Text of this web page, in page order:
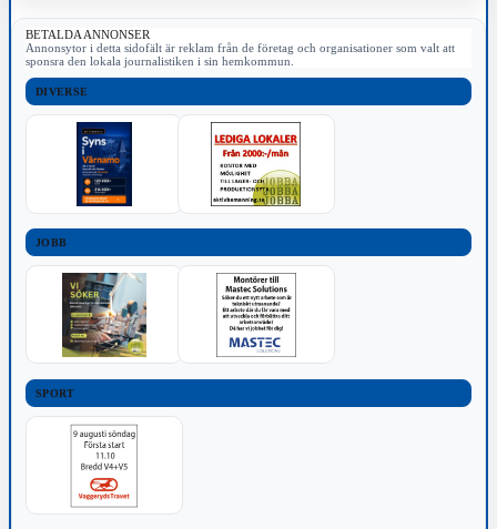
BETALDA ANNONSER
Annonsytor i detta sidofält är reklam från de företag och organisationer som valt att
sponsra den lokala journalistiken i sin hemkommun.
DIVERSE
JOBB
SPORT